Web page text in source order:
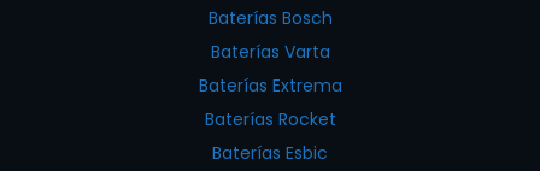
Baterías Bosch
Baterías Varta
Baterías Extrema
Baterías Rocket
Baterías Esbic